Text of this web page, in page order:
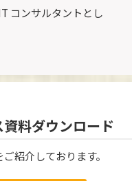
コンサルタントとし
料ダウンロード
紹介しております。